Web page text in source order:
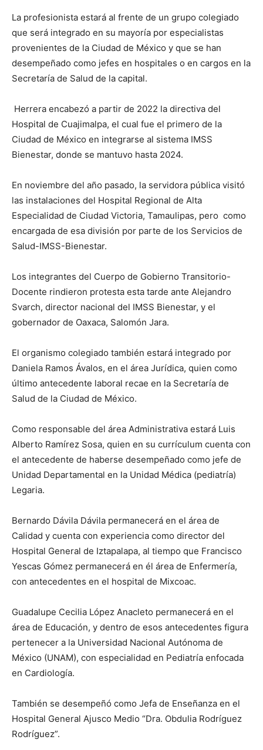
La profesionista estará al frente de un grupo colegiado
que será integrado en su mayoría por especialistas
provenientes de la Ciudad de México y que se han
desempeñado como jefes en hospitales o en cargos en la
Secretaría de Salud de la capital.
Herrera encabezó a partir de 2022 la directiva del
Hospital de Cuajimalpa, el cual fue el primero de la
Ciudad de México en integrarse al sistema IMSS
Bienestar, donde se mantuvo hasta 2024.
En noviembre del año pasado, la servidora pública visitó
las instalaciones del Hospital Regional de Alta
Especialidad de Ciudad Victoria, Tamaulipas, pero como
encargada de esa división por parte de los Servicios de
Salud-IMSS-Bienestar.
Los integrantes del Cuerpo de Gobierno Transitorio-
Docente rindieron protesta esta tarde ante Alejandro
Svarch, director nacional del IMSS Bienestar, y el
gobernador de Oaxaca, Salomón Jara.
El organismo colegiado también estará integrado por
Daniela Ramos Ávalos, en el área Jurídica, quien como
último antecedente laboral recae en la Secretaría de
Salud de la Ciudad de México.
Como responsable del área Administrativa estará Luis
Alberto Ramírez Sosa, quien en su currículum cuenta con
el antecedente de haberse desempeñado como jefe de
Unidad Departamental en la Unidad Médica (pediatría)
Legaria.
Bernardo Dávila Dávila permanecerá en el área de
Calidad y cuenta con experiencia como director del
Hospital General de Iztapalapa, al tiempo que Francisco
Yescas Gómez permanecerá en él área de Enfermería,
con antecedentes en el hospital de Mixcoac.
Guadalupe Cecilia López Anacleto permanecerá en el
área de Educación, y dentro de esos antecedentes figura
pertenecer a la Universidad Nacional Autónoma de
México (UNAM), con especialidad en Pediatría enfocada
en Cardiología.
También se desempeñó como Jefa de Enseñanza en el
Hospital General Ajusco Medio “Dra. Obdulia Rodríguez
Rodríguez”.